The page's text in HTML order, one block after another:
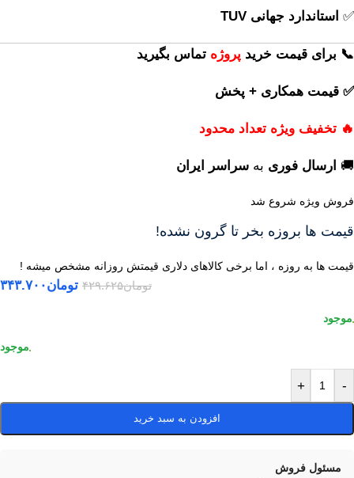
✅ استاندارد جهانی TUV
📞 برای قیمت خرید پروژه تماس بگیرید
✅ قیمت همکاری + پخش
🔥 تخفیف ویژه تعداد محدود
🚚 ارسال فوری به سراسر ایران
فروش ویژه شروع شد
قیمت ها بروزه بخر تا گرون نشده!
قیمت ها به روزه ، اما برخی کالاهای دلاری قیمتش روزانه مشخص میشه !
تومان۴۲۹.۶۲۵ تومان۳۴۳.۷۰۰
-
+
افزودن به سبد خرید
مسئول فروش